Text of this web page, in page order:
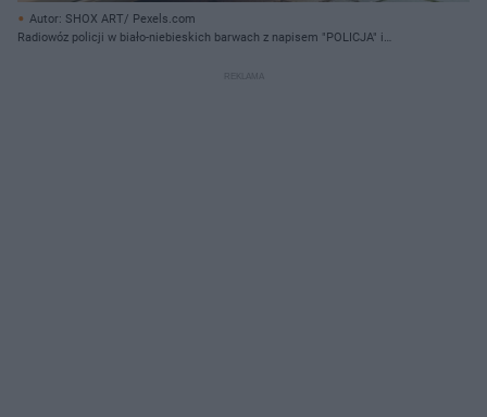
Autor: SHOX ART/ Pexels.com
Radiowóz policji w biało-niebieskich barwach z napisem "POLICJA" i